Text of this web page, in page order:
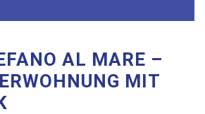
AL MARE –
MIT